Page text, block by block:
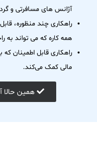
آژانس های مسافرتی و
راهکاری چند منظوره،
همه کاره که می تواند به
راهکاری قابل اطمینان
مالی کمک می‌کند.
همین حالا